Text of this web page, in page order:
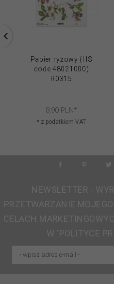
Papier ryżowy (HS
code 48021000)
R0315
8,90 PLN*
* z podatkiem VAT
NEWSLETTER -
PRZETWARZANIE
CELACH
W 'POLITYCE